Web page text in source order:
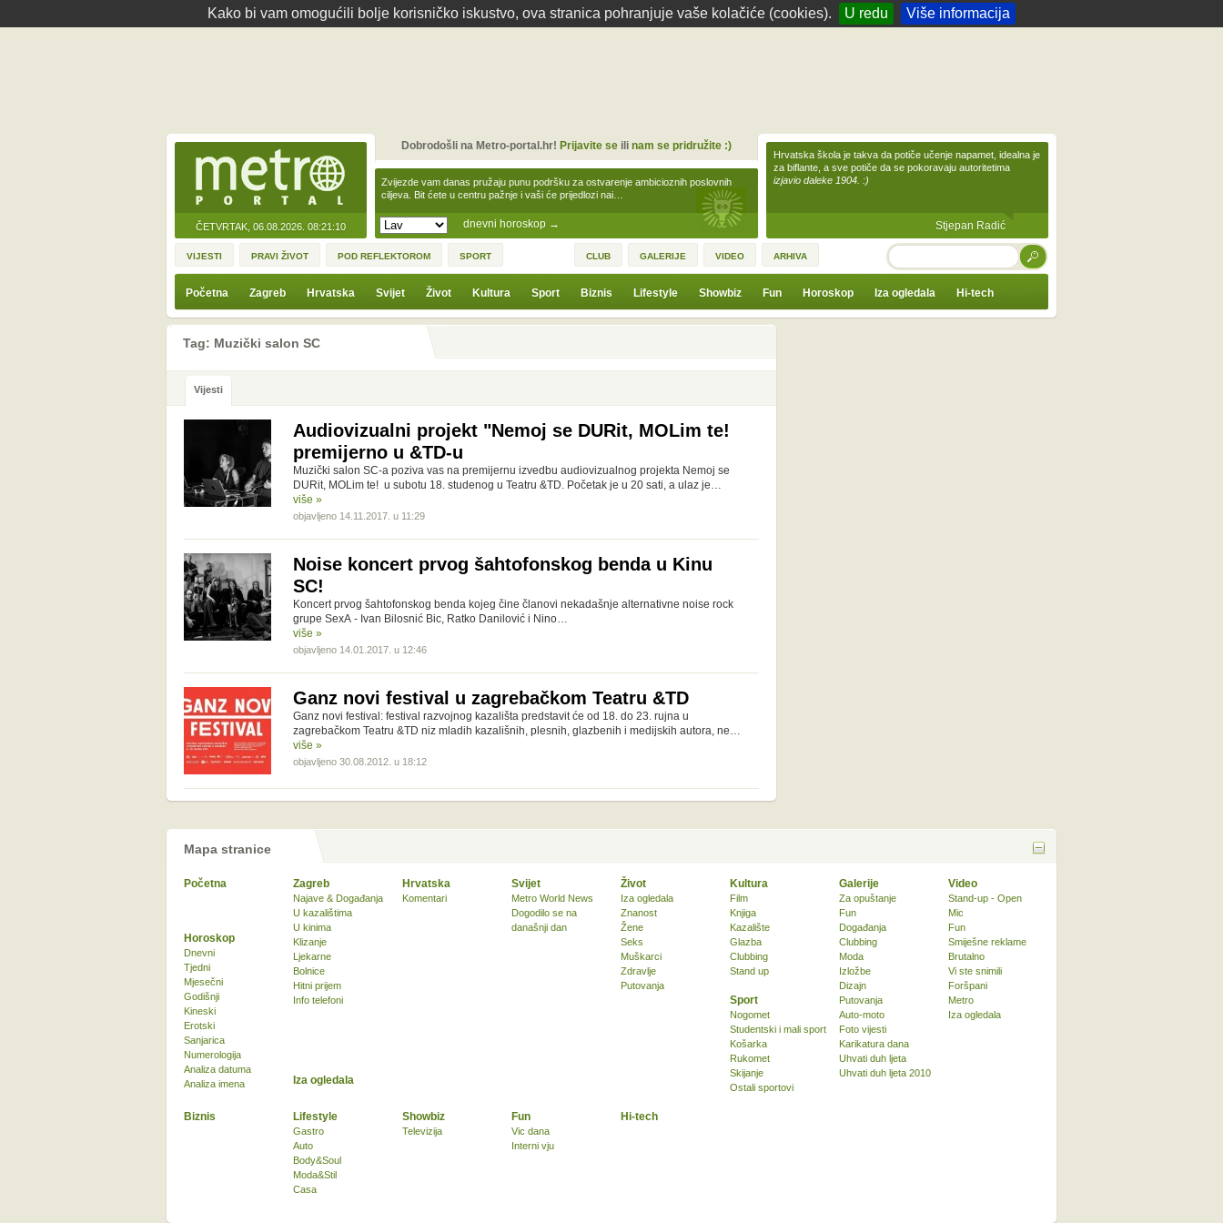
Kako bi vam omogućili bolje korisničko iskustvo, ova stranica pohranjuje vaše kolačiće (cookies). U redu Više informacija
ČETVRTAK, 06.08.2026. 08:21:10 dnevni horoskop →
Zvijezde vam danas pružaju punu podršku za ostvarenje ambicioznih poslovnih
ciljeva. Bit ćete u centru pažnje i vaši će prijedlozi nai…
Dobrodošli na Metro-portal.hr! Prijavite seili nam se pridružite :)
Hrvatska škola je takva da potiče učenje napamet, idealna je
za biflante, a sve potiče da se pokoravaju autoritetima
izjavio daleke 1904. :)
Stjepan Radić
VIJESTI PRAVI ŽIVOT POD REFLEKTOROM SPORT CLUB GALERIJE VIDEO ARHIVA TRAŽI
Početna Zagreb Hrvatska Svijet Život Kultura Sport Biznis Lifestyle Showbiz Fun Horoskop Iza ogledala Hi-tech
Tag: Muzički salon SC
Vijesti
Audiovizualni projekt "Nemoj se DURit, MOLim te!
premijerno u &TD-u
Muzički salon SC-a poziva vas na premijernu izvedbu audiovizualnog projekta Nemoj se
DURit, MOLim te! u subotu 18. studenog u Teatru &TD. Početak je u 20 sati, a ulaz je…
više »
objavljeno 14.11.2017. u 11:29
Noise koncert prvog šahtofonskog benda u Kinu
SC!
Koncert prvog šahtofonskog benda kojeg čine članovi nekadašnje alternativne noise rock
grupe SexA - Ivan Bilosnić Bic, Ratko Danilović i Nino…
više »
objavljeno 14.01.2017. u 12:46
Ganz novi festival u zagrebačkom Teatru &TD
Ganz novi festival: festival razvojnog kazališta predstavit će od 18. do 23. rujna u
zagrebačkom Teatru &TD niz mladih kazališnih, plesnih, glazbenih i medijskih autora, ne…
više »
objavljeno 30.08.2012. u 18:12
Mapa stranice
Početna Zagreb
Najave & Događanja
U kazalištima
U kinima
Klizanje
Ljekarne
Bolnice
Hitni prijem
Info telefoni
Hrvatska
Komentari
Svijet
Metro World News
Dogodilo se na
današnji dan
Život
Iza ogledala
Znanost
Žene
Seks
Muškarci
Zdravlje
Putovanja
Kultura
Film
Knjiga
Kazalište
Glazba
Clubbing
Stand up
Sport
Nogomet
Studentski i mali sport
Košarka
Rukomet
Skijanje
Ostali sportovi
Biznis Lifestyle
Gastro
Auto
Body&Soul
Moda&Stil
Casa
Showbiz
Televizija
Fun
Vic dana
Interni vju
Horoskop
Dnevni
Tjedni
Mjesečni
Godišnji
Kineski
Erotski
Sanjarica
Numerologija
Analiza datuma
Analiza imena
Iza ogledala
Hi-tech
Galerije
Za opuštanje
Fun
Događanja
Clubbing
Moda
Izložbe
Dizajn
Putovanja
Auto-moto
Foto vijesti
Karikatura dana
Uhvati duh ljeta
Uhvati duh ljeta 2010
Video
Stand-up - Open
Mic
Fun
Smiješne reklame
Brutalno
Vi ste snimili
Foršpani
Metro
Iza ogledala